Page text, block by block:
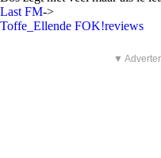
Last FM->
Toffe_Ellende FOK!reviews
▼